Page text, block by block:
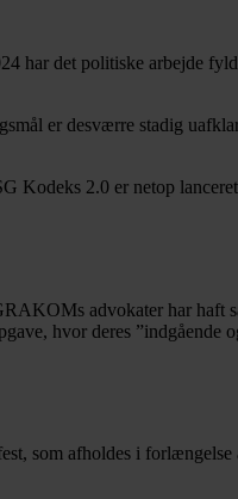
har det politiske arbejde
er desværre stadig
Kodeks 2.0 er netop
advokater har haft
hvor deres ”indgående
som afholdes i